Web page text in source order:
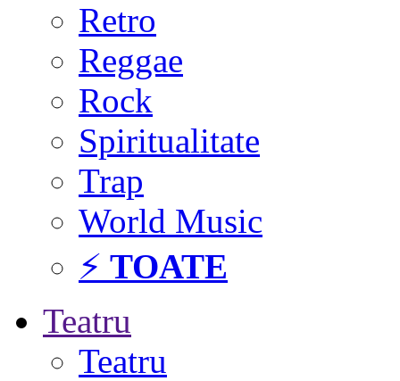
Retro
Reggae
Rock
Spiritualitate
Trap
World Music
⚡ TOATE
Teatru
Teatru